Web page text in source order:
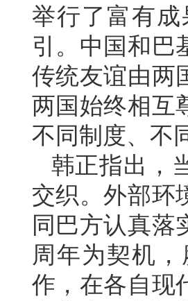
举行了富有
引。中国和巴
传统友谊由两
两国始终相互
不同制度、不
韩正指出，
交织。外部环
同巴方认真落
周年为契机
作，在各自现